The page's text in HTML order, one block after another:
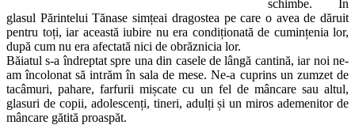
schimbe. În
glasul Părintelui Tănase simțeai dragostea pe care o avea de dăruit
pentru toți, iar această iubire nu era condiționată de cumințenia lor,
după cum nu era afectată nici de obrăznicia lor.
Băiatul s-a îndreptat spre una din casele de lângă cantină, iar noi ne-
am încolonat să intrăm în sala de mese. Ne-a cuprins un zumzet de
tacâmuri, pahare, farfurii mișcate cu un fel de mâncare sau altul,
glasuri de copii, adolescenți, tineri, adulți și un miros ademenitor de
mâncare gătită proaspăt.